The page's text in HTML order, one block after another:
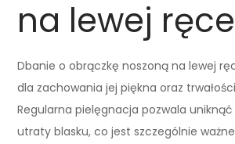
na lewej ręce
Dbanie o obrączkę noszoną na lewej
dla zachowania jej piękna oraz
Regularna pielęgnacja pozwala
utraty blasku, co jest szczególnie